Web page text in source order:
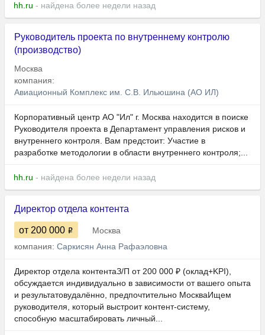
hh.ru - найдена более недели назад
Руководитель проекта по внутреннему контролю
(производство)
Москва
компания:
Авиационный Комплекс им. С.В. Ильюшина (АО ИЛ)
Корпоративный центр АО "Ил" г. Москва находится в поиске
Руководителя проекта в Департамент управления рисков и
внутреннего контроля. Вам предстоит: Участие в
разработке методологии в области внутреннего контроля;...
hh.ru - найдена более недели назад
Директор отдела контента
от 200 000
Москва
компания: Саркисян Анна Рафаэловна
Директор отдела контентаЗ/П от 200 000 ₽ (оклад+KPI),
обсуждается индивидуально в зависимости от вашего опыта
и результатовудалённо, предпочтительно МоскваИщем
руководителя, который выстроит контент-систему,
способную масштабировать личный...